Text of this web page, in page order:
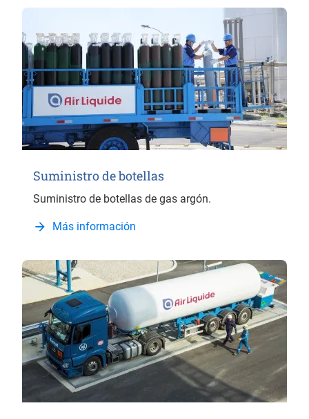
Suministro de botellas
Suministro de botellas de gas argón.
Más información